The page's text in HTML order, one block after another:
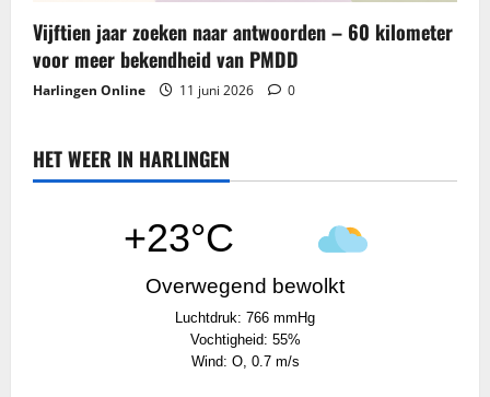
Vijftien jaar zoeken naar antwoorden – 60 kilometer
voor meer bekendheid van PMDD
Harlingen Online 11 juni 2026 0
HET WEER IN HARLINGEN
+23°C
Overwegend bewolkt
Luchtdruk: 766 mmHg
Vochtigheid: 55%
Wind: O, 0.7 m/s